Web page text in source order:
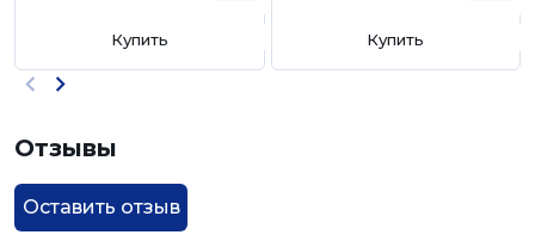
Купить Купить
Отзывы
Оставить отзыв